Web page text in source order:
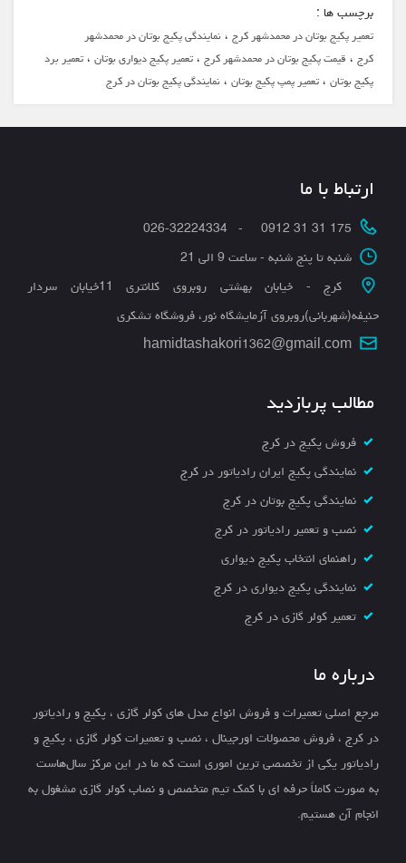
برچسب ها :
تعمیر پکیج بوتان در محمدشهر کرج،نمایندگی پکیج بوتان در محمدشهر
کرج، قیمت پکیج بوتان در محمدشهر کرج،تعمیر پکیج دیواری بوتان،تعمیر برد
پکیج بوتان،تعمیر پمپ پکیج بوتان،نمایندگی پکیج بوتان در کرج
ارتباط با ما
175 31 31 0912 - 026-32224334
شنبه تا پنج شنبه - ساعت 9 الی 21
کرج - خیابان بهشتی روبروی کلانتری 11خیابان سردار
حنیفه(شهربانی)روبروی آزمایشگاه نور، فروشگاه تشکری
hamidtashakori1362@gmail.com
مطالب پربازدید
فروش پکیج در کرج
نمایندگی پکیج ایران رادیاتور در کرج
نمایندگی پکیج بوتان در کرج
نصب و تعمیر رادیاتور در کرج
راهنمای انتخاب پکیج دیواری
نمایندگی پکیج دیواری در کرج
تعمیر کولر گازی در کرج
درباره ما
مرجع اصلی تعمیرات و فروش انواع مدل های کولر گازی ، پکیج و رادیاتور
در کرج ، فروش محصولات اورجینال ، نصب و تعمیرات کولر گازی ، پکیج و
رادیاتور یکی از تخصصی ترین اموری است که ما در این مرکز سال‌هاست
به صورت کاملاً حرفه ای با کمک تیم متخصص و نصاب کولر گازی مشغول به
انجام آن هستیم.